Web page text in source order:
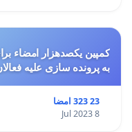
کمپین یکصدهزار امضاء
به پرونده سازی علیه
23 323 امضا
8 Jul 2023